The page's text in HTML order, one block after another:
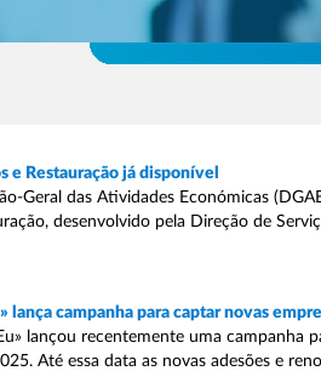
e Restauração já disponível
Geral das Atividades Económicas
desenvolvido pela Direção de
lança campanha para captar novas
lançou recentemente uma campanha
Até essa data as novas adesões e